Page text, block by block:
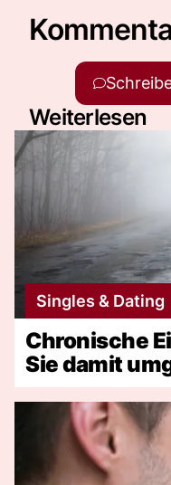
Weiterlesen
Singles & Dating
Chronische
Sie damit